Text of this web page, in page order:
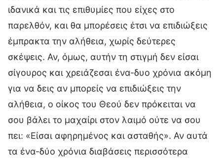
ιδανικά και τις επιθυμίες που είχες στο
παρελθόν, και θα μπορέσεις έτσι να επιδιώξεις
έμπρακτα την αλήθεια, χωρίς δεύτερες
σκέψεις. Αν, όμως, αυτήν τη στιγμή δεν είσαι
σίγουρος και χρειάζεσαι ένα-δυο χρόνια ακόμη
για να δεις αν μπορείς να επιδιώξεις την
αλήθεια, ο οίκος του Θεού δεν πρόκειται να
σου βάλει το μαχαίρι στον λαιμό ούτε να σου
πει: «Είσαι αφηρημένος και ασταθής». Αν αυτά
τα ένα-δύο χρόνια διαβάσεις περισσότερα